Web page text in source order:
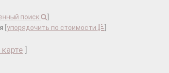
поиск
упорядочить по стоимости